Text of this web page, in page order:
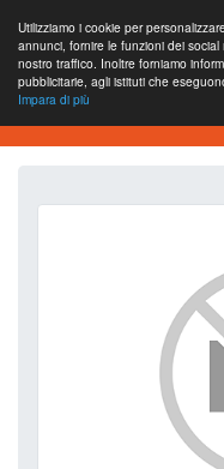
Utilizziamo i cookie per
annunci, fornire le funzioni dei social
nostro traffico. Inoltre forniamo
pubblicitarie, agli istituti che
Impara di più
SEO Analytics